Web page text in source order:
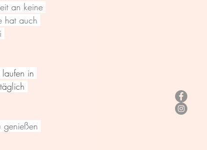
an keine
hat auch
in
genießen